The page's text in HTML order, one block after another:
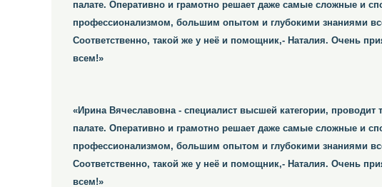
палате. Оперативно и грамотно решает даже самые сложные и
профессионализмом, большим опытом и глубокими знаниями
Соответственно, такой же у неё и помощник,- Наталия. Очень
всем!»
«Ирина Вячеславовна - специалист высшей категории, проводит
палате. Оперативно и грамотно решает даже самые сложные и
профессионализмом, большим опытом и глубокими знаниями
Соответственно, такой же у неё и помощник,- Наталия. Очень
всем!»